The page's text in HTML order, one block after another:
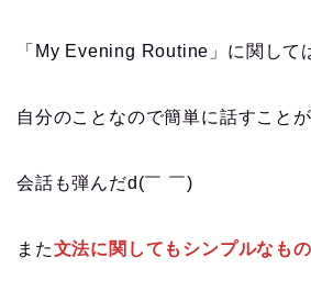
「My Evening Routine」に関して
自分のことなので簡単に話すこと
会話も弾んだd(￣ ￣)
また文法に関してもシンプルなも